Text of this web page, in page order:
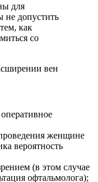
для
допустить
как
со
вен
женщине
вероятность
(в этом случае
офтальмолога);